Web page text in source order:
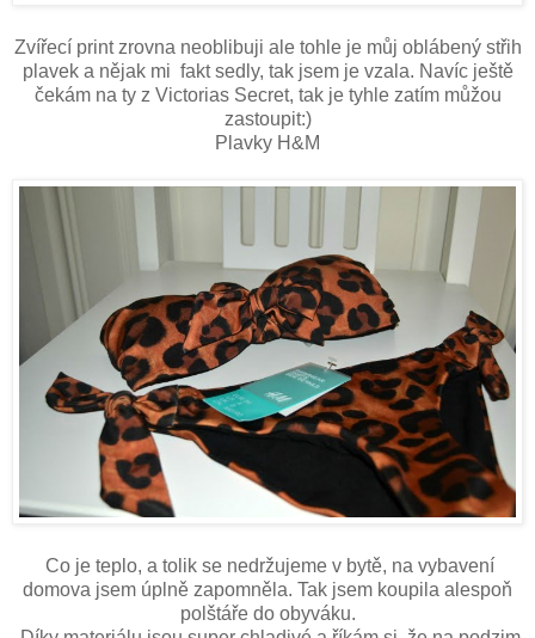
Zvířecí print zrovna neoblibuji ale tohle je můj oblábený střih
plavek a nějak mi fakt sedly, tak jsem je vzala. Navíc ještě
čekám na ty z Victorias Secret, tak je tyhle zatím můžou
zastoupit:)
Plavky H&M
Co je teplo, a tolik se nedržujeme v bytě, na vybavení
domova jsem úplně zapomněla. Tak jsem koupila alespoň
polštáře do obyváku.